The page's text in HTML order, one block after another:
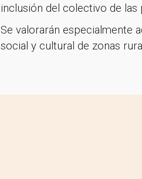
inclusión del colectivo de las
Se valorarán especialmente
social y cultural de zonas